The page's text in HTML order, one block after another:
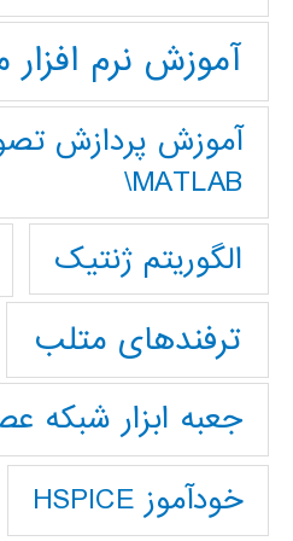
آموزش نرم
آموزش پردازش
MATLAB\
الگوریتم ژنتیک
ترفندهای متلب
جعبه ابزار شبکه
خودآموز HSPICE